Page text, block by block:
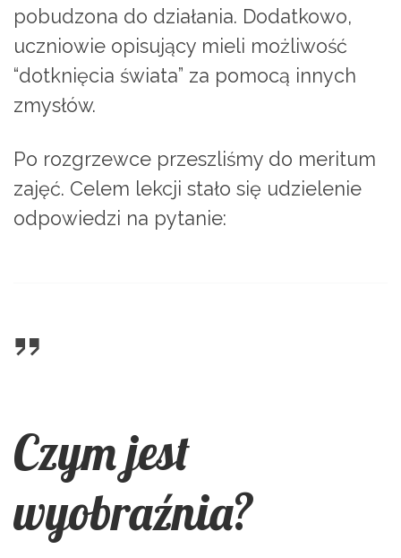
pobudzona do działania. Dodatkowo,
uczniowie opisujący mieli możliwość
“dotknięcia świata” za pomocą innych
zmysłów.
Po rozgrzewce przeszliśmy do meritum
zajęć. Celem lekcji stało się udzielenie
odpowiedzi na pytanie:
Czym jest
wyobraźnia?